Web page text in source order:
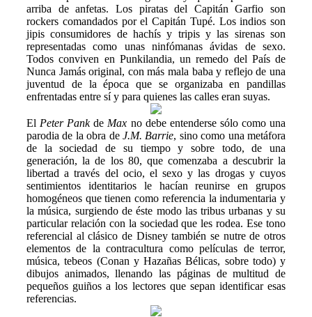
arriba de anfetas. Los piratas del Capitán Garfio son
rockers comandados por el Capitán Tupé. Los indios son
jipis consumidores de hachís y tripis y las sirenas son
representadas como unas ninfómanas ávidas de sexo.
Todos conviven en Punkilandia, un remedo del País de
Nunca Jamás original, con más mala baba y reflejo de una
juventud de la época que se organizaba en pandillas
enfrentadas entre sí y para quienes las calles eran suyas.
El Peter Pankde Max no debe entenderse sólo como una
parodia de la obra de J.M. Barrie, sino como una metáfora
de la sociedad de su tiempo y sobre todo, de una
generación, la de los 80, que comenzaba a descubrir la
libertad a través del ocio, el sexo y las drogas y cuyos
sentimientos identitarios le hacían reunirse en grupos
homogéneos que tienen como referencia la indumentaria y
la música, surgiendo de éste modo las tribus urbanas y su
particular relación con la sociedad que les rodea. Ese tono
referencial al clásico de Disney también se nutre de otros
elementos de la contracultura como películas de terror,
música, tebeos (Conan y Hazañas Bélicas, sobre todo) y
dibujos animados, llenando las páginas de multitud de
pequeños guiños a los lectores que sepan identificar esas
referencias.